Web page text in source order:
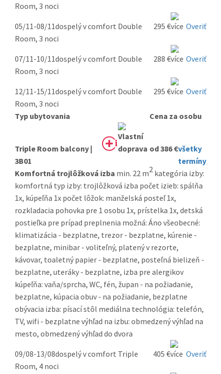
Room, 3 noci
05/11-08/11dospelý v comfort Double
Room, 3 noci
295 € Overiť
07/11-10/11dospelý v comfort Double
Room, 3 noci
288 € Overiť
12/11-15/11dospelý v comfort Double
Room, 3 noci
295 € Overiť
Typ ubytovania Cena za osobu
Triple Room balcony |
3B01
od 386 €všetky
termíny
Komfortná trojlôžková izba min. 22 m2 kategória izby:
komfortná typ izby: trojlôžková izba počet izieb: spálňa
1x, kúpeľňa 1x počet lôžok: manželská posteľ 1x,
rozkladacia pohovka pre 1 osobu 1x, prístelka 1x, detská
postieľka pre prípad preplnenia možná: Áno všeobecné:
klimatizácia - bezplatne, trezor - bezplatne, kúrenie -
bezplatne, minibar - voliteľný, platený v rezorte,
kávovar, toaletný papier - bezplatne, posteľná bielizeň -
bezplatne, uteráky - bezplatne, izba pre alergikov
kúpeľňa: vaňa/sprcha, WC, fén, župan - na požiadanie,
bezplatne, kúpacia obuv - na požiadanie, bezplatne
obývacia izba: písací stôl mediálna technológia: telefón,
TV, wifi - bezplatne výhľad na izbu: obmedzený výhľad na
mesto, obmedzený výhľad do dvora
09/08-13/08dospelý v comfort Triple
Room, 4 noci
405 € Overiť